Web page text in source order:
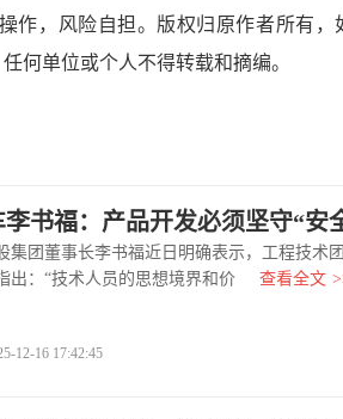
作，风险自担。版权归原作者所有，
何单位或个人不得转载和摘编。
书福：产品开发必须坚守“安
团董事长李书福近日明确表示，工程技术
出：“技术人员的思想境界和价
查看全文
12-16 17:42:45